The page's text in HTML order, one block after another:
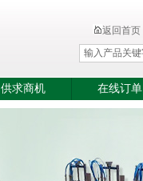
返回首页
供求商机 在线订单